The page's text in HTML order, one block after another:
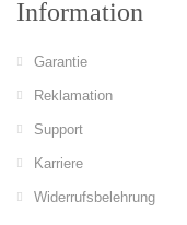
Information
Garantie
Reklamation
Support
Karriere
Widerrufsbelehrung